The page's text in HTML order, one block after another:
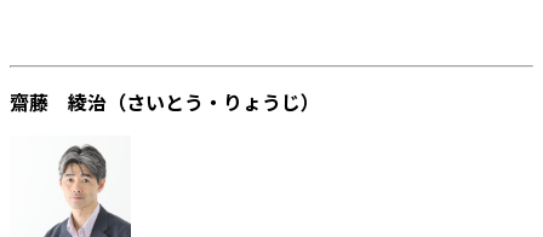
齋藤 綾治（さいとう・りょうじ）